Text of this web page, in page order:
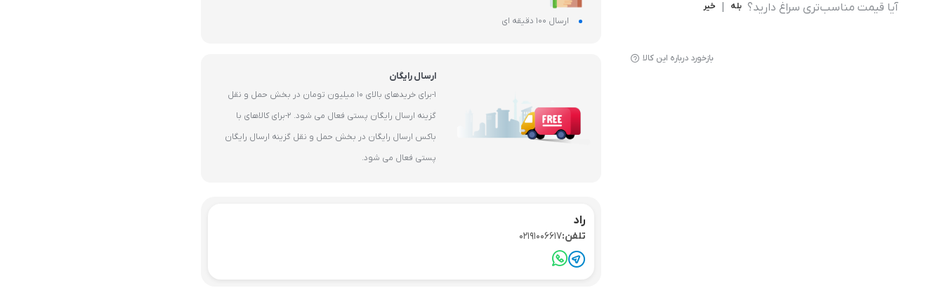
آیا قیمت مناسب‌تری سراغ دارید؟ بله خیر
بازخورد درباره این کالا
ارسال 100 دقیقه ای
ارسال رایگان
1-برای خریدهای بالای 10 میلیون تومان در بخش حمل و نقل
گزینه ارسال رایگان پستی فعال می شود. 2-برای کالاهای با
باکس ارسال رایگان در بخش حمل و نقل گزینه ارسال رایگان
پستی فعال می شود.
راد
تلفن:02191006617